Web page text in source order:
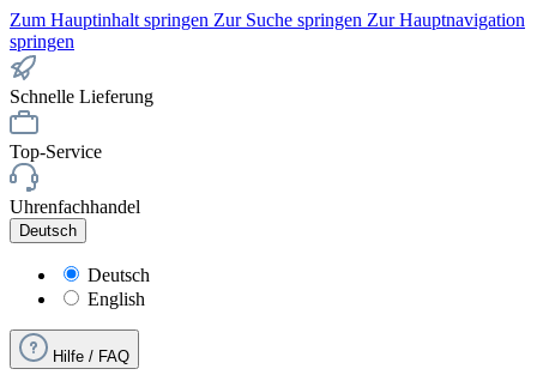
Zum Hauptinhalt springen Zur Suche springen Zur Hauptnavigation
springen
Schnelle Lieferung
Top-Service
Uhrenfachhandel
Deutsch
Deutsch
English
Hilfe / FAQ